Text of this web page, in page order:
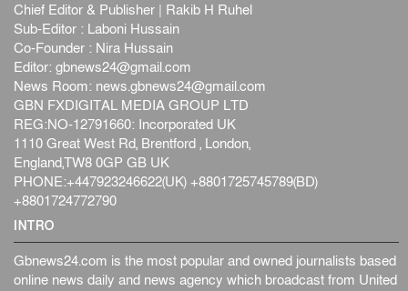
Chief Editor & Publisher | Rakib H Ruhel
Sub-Editor : Laboni Hussain
Co-Founder : Nira Hussain
Editor: gbnews24@gmail.com
News Room: news.gbnews24@gmail.com
GBN FXDIGITAL MEDIA GROUP LTD
REG:NO-12791660: Incorporated UK
1110 Great West Rd, Brentford , London,
England,TW8 0GP GB UK
PHONE:+447923246622(UK) +8801725745789(BD)
+8801724772790
INTRO
Gbnews24.com is the most popular and owned journalists based
online news daily and news agency which broadcast from United